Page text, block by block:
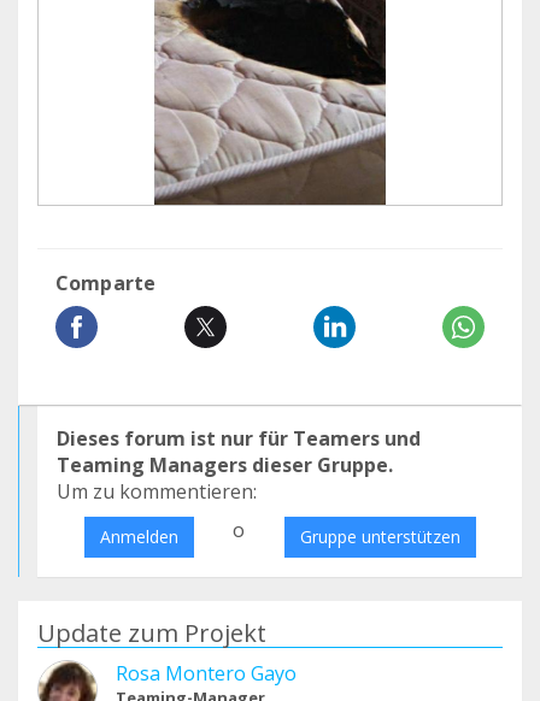
Comparte
Dieses forum ist nur für Teamers und
Teaming Managers dieser Gruppe.
Um zu kommentieren:
Anmelden o Gruppe unterstützen
Update zum Projekt
Rosa Montero Gayo